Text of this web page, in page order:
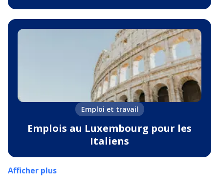
Emploi et travail
Emplois au Luxembourg pour les
Italiens
Afficher plus